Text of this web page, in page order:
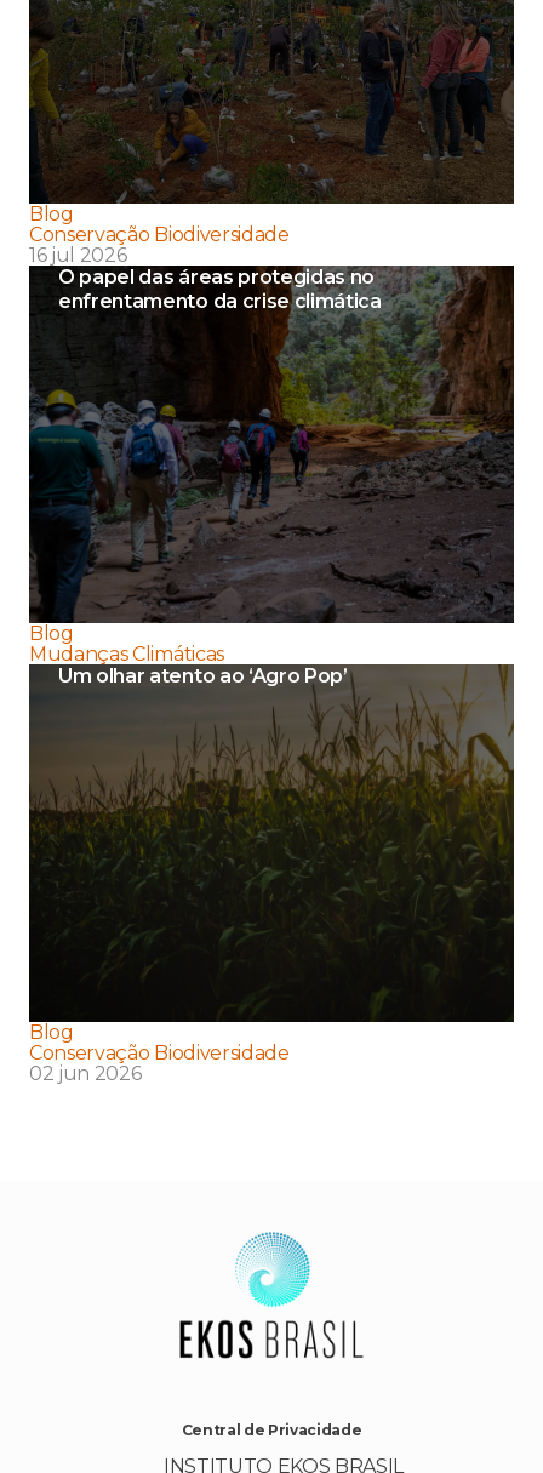
Blog
Conservação Biodiversidade
16 jul 2026
O papel das áreas protegidas no
enfrentamento da crise climática
Blog
Mudanças Climáticas
Um olhar atento ao ‘Agro Pop’
Blog
Conservação Biodiversidade
02 jun 2026
Central de Privacidade
INSTITUTO EKOS BRASIL